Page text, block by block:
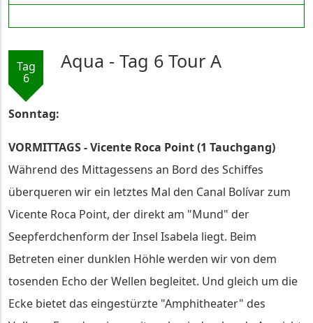
Tag
6
Aqua - Tag 6 Tour A
Sonntag:
VORMITTAGS - Vicente Roca Point (1 Tauchgang)
Während des Mittagessens an Bord des Schiffes
überqueren wir ein letztes Mal den Canal Bolívar zum
Vicente Roca Point, der direkt am "Mund" der
Seepferdchenform der Insel Isabela liegt. Beim
Betreten einer dunklen Höhle werden wir von dem
tosenden Echo der Wellen begleitet. Und gleich um die
Ecke bietet das eingestürzte "Amphitheater" des